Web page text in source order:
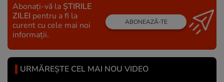
Abonați-vă la ȘTIRILE
ZILEI pentru a fi la
curent cu cele mai noi
informații.
ABONEAZĂ-TE
URMĂREȘTE CEL MAI NOU VIDEO